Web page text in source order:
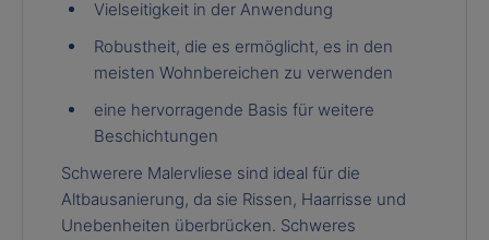
Vielseitigkeit in der Anwendung
Robustheit, die es ermöglicht, es in den
meisten Wohnbereichen zu verwenden
eine hervorragende Basis für weitere
Beschichtungen
Schwerere Malervliese sind ideal für die
Altbausanierung, da sie Rissen, Haarrisse und
Unebenheiten überbrücken. Schweres